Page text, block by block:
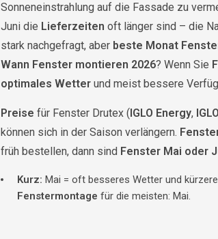
Sonneneinstrahlung auf die Fassade zu
Juni die Lieferzeiten oft länger sind – die
stark nachgefragt, aber beste Monat
Wann Fenster montieren 2026? Wenn Sie
optimales Wetter und meist bessere
Preise für Fenster Drutex (IGLO Energy,
können sich in der Saison verlängern.
früh bestellen, dann sind Fenster Mai oder
Kurz: Mai = oft besseres Wetter und
Fenstermontage für die meisten: Mai.